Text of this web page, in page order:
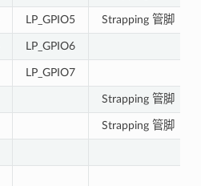
LP_GPIO5 Strapping 管脚
LP_GPIO6
LP_GPIO7
Strapping 管脚
Strapping 管脚